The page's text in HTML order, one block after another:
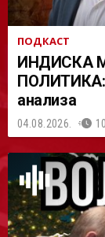
ПОДКАСТ
ИНДИСКА
ПОЛИТИКА:
анализа
04.08.2026.